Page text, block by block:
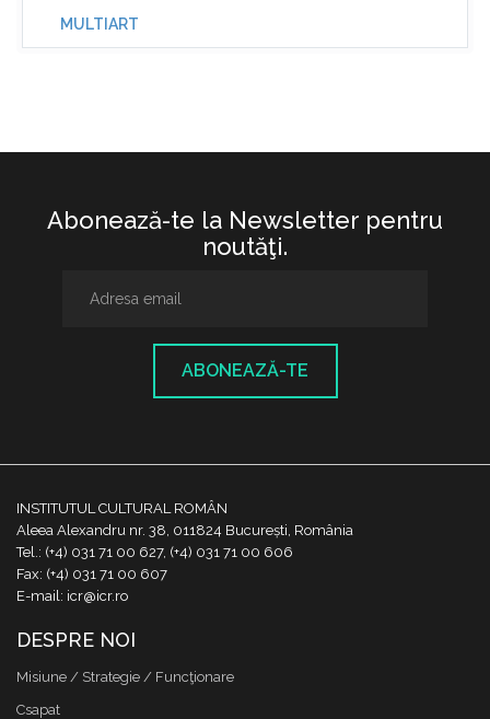
MULTIART
Abonează-te la Newsletter pentru
noutăţi.
ABONEAZĂ-TE
INSTITUTUL CULTURAL ROMÂN
Aleea Alexandru nr. 38, 011824 București, România
Tel.: (+4) 031 71 00 627, (+4) 031 71 00 606
Fax: (+4) 031 71 00 607
E-mail: icr@icr.ro
DESPRE NOI
Misiune / Strategie / Funcţionare
Csapat